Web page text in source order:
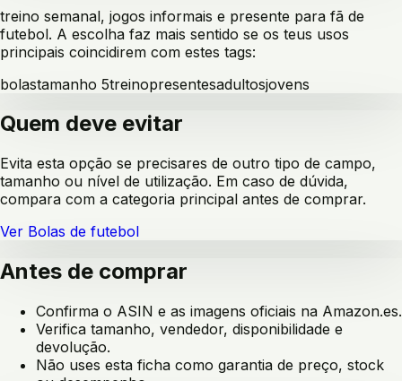
treino semanal, jogos informais e presente para fã de
futebol. A escolha faz mais sentido se os teus usos
principais coincidirem com estes tags:
bolastamanho 5treinopresentesadultosjovens
Quem deve evitar
Evita esta opção se precisares de outro tipo de campo,
tamanho ou nível de utilização. Em caso de dúvida,
compara com a categoria principal antes de comprar.
Ver Bolas de futebol
Antes de comprar
Confirma o ASIN e as imagens oficiais na Amazon.es.
Verifica tamanho, vendedor, disponibilidade e
devolução.
Não uses esta ficha como garantia de preço, stock